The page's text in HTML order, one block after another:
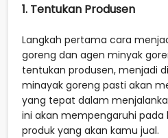
1. Tentukan Produsen
Langkah pertama cara
goreng dan agen minyak
tentukan produsen, menjadi
minayak goreng pasti akan
yang tepat dalam
ini akan mempengaruhi pada
produk yang akan kamu jual.